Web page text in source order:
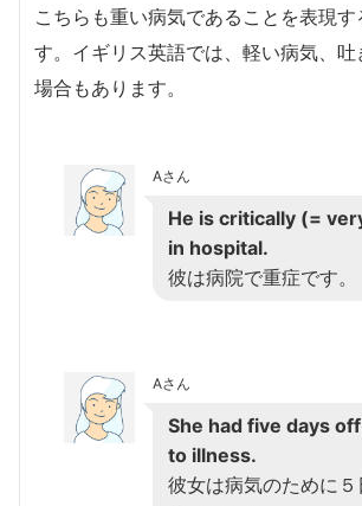
こちらも重い病気であることを表現す
す。 イギリス英語では、軽い病気、吐
場合もあります。
Aさん
He is critically (=
in hospital.
彼は病院で重症です。
Aさん
She had five days
to illness.
彼女は病気のために